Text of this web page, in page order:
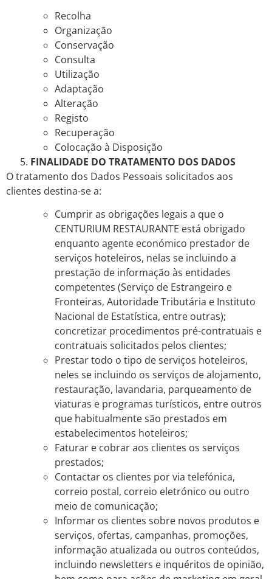
Recolha
Organização
Conservação
Consulta
Utilização
Adaptação
Alteração
Registo
Recuperação
Colocação à Disposição
FINALIDADE DO TRATAMENTO DOS DADOS
O tratamento dos Dados Pessoais solicitados aos
clientes destina-se a:
Cumprir as obrigações legais a que o
CENTURIUM RESTAURANTE está obrigado
enquanto agente económico prestador de
serviços hoteleiros, nelas se incluindo a
prestação de informação às entidades
competentes (Serviço de Estrangeiro e
Fronteiras, Autoridade Tributária e Instituto
Nacional de Estatística, entre outras);
concretizar procedimentos pré-contratuais e
contratuais solicitados pelos clientes;
Prestar todo o tipo de serviços hoteleiros,
neles se incluindo os serviços de alojamento,
restauração, lavandaria, parqueamento de
viaturas e programas turísticos, entre outros
que habitualmente são prestados em
estabelecimentos hoteleiros;
Faturar e cobrar aos clientes os serviços
prestados;
Contactar os clientes por via telefónica,
correio postal, correio eletrónico ou outro
meio de comunicação;
Informar os clientes sobre novos produtos e
serviços, ofertas, campanhas, promoções,
informação atualizada ou outros conteúdos,
incluindo newsletters e inquéritos de opinião,